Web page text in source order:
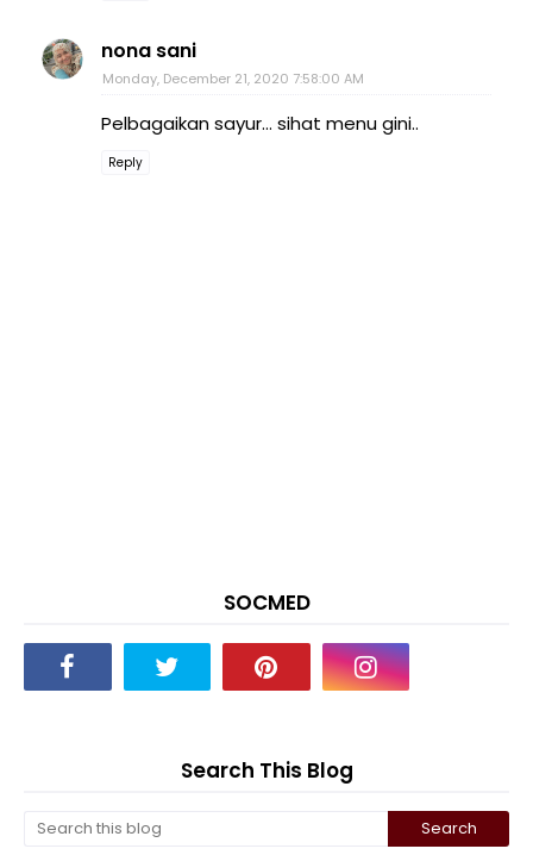
nona sani
Monday, December 21, 2020 7:58:00 AM
Pelbagaikan sayur... sihat menu gini..
Reply
SOCMED
Search This Blog